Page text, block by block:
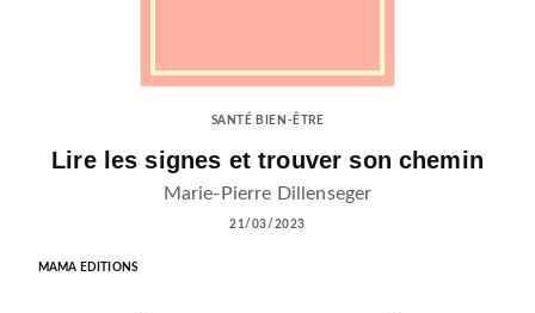
SANTÉ BIEN-ÊTRE
Lire les signes et trouver son chemin
Marie-Pierre Dillenseger
21/03/2023
MAMA EDITIONS